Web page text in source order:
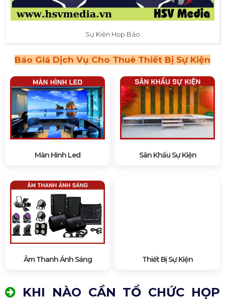
Sự Kiện Họp Báo
Báo Giá Dịch Vụ Cho Thuê Thiết Bị Sự Kiện
Màn Hình Led Sân Khấu Sự Kiện
Âm Thanh Ánh Sáng Thiết Bị Sự Kiện
KHI NÀO CẦN TỔ CHỨC HỌP